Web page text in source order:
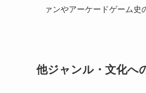
ァンやアーケードゲーム史
他ジャンル・文化へ